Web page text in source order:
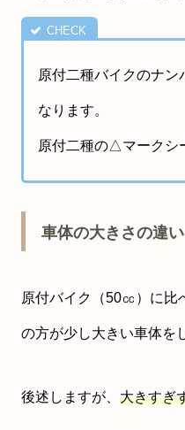
原付二種バイクのナン
なります。
原付二種の△マークシ
車体の大きさの違い
原付バイク（50㏄）に比
の方が少し大きい車体を
後述しますが、 大きすぎ